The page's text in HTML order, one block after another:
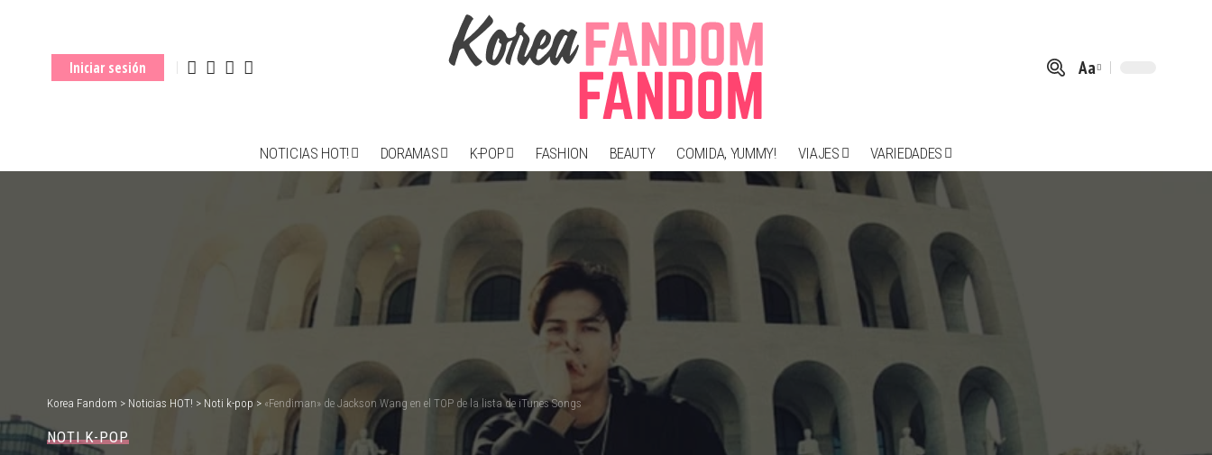
Iniciar sesión
Font
Aa
NOTICIAS HOT! DORAMAS K-POP FASHION BEAUTY COMIDA, YUMMY! VIAJES VARIEDADES
Korea Fandom > Noticias HOT! > Noti k-pop > «Fendiman» de Jackson Wang en el TOP de la lista de iTunes Songs
NOTI K-POP